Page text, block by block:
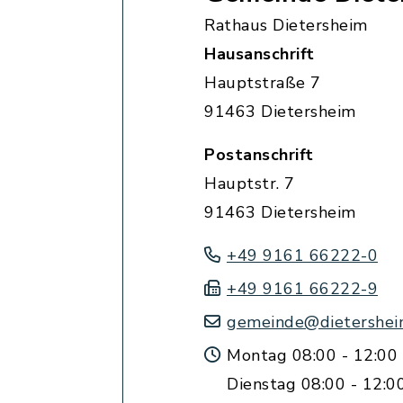
Rathaus Dietersheim
Hausanschrift
Hauptstraße 7
91463 Dietersheim
Postanschrift
Hauptstr. 7
91463 Dietersheim
+49 9161 66222-0
+49 9161 66222-9
Montag 08:00 - 12:00
Dienstag 08:00 -